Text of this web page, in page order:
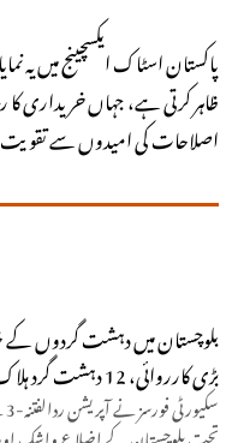
پاکستان اسٹاک ایکسچینج میں یہ
ظاہر کرتی ہے، جہاں خریداری کا
اصلاحات کی امیدوں سے
بلوچستان میں دہشت گردوں
بڑی کارروائی، 12 دہشت گرد ہلاک